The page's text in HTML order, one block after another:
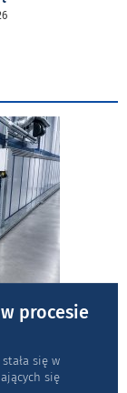
procesie
się w
się